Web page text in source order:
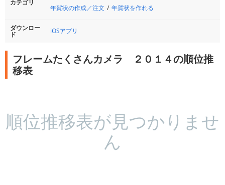
カテゴリ
年賀状の作成／注文
年賀状を作れる
ダウンロー
ド iOSアプリ
フレームたくさんカメラ ２０１４の順位推
移表
順位推移表が見つかりませ
ん